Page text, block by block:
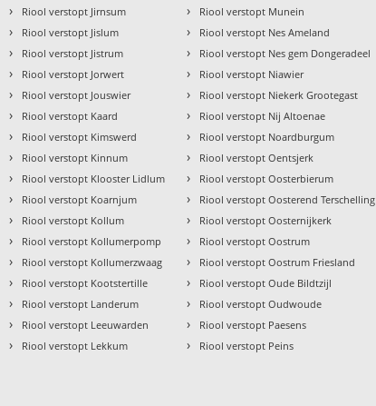
› Riool verstopt Jirnsum
› Riool verstopt Jislum
› Riool verstopt Jistrum
› Riool verstopt Jorwert
› Riool verstopt Jouswier
› Riool verstopt Kaard
› Riool verstopt Kimswerd
› Riool verstopt Kinnum
› Riool verstopt Klooster Lidlum
› Riool verstopt Koarnjum
› Riool verstopt Kollum
› Riool verstopt Kollumerpomp
› Riool verstopt Kollumerzwaag
› Riool verstopt Kootstertille
› Riool verstopt Landerum
› Riool verstopt Leeuwarden
› Riool verstopt Lekkum
› Riool verstopt Munein
› Riool verstopt Nes Ameland
› Riool verstopt Nes gem Dongeradeel
› Riool verstopt Niawier
› Riool verstopt Niekerk Grootegast
› Riool verstopt Nij Altoenae
› Riool verstopt Noardburgum
› Riool verstopt Oentsjerk
› Riool verstopt Oosterbierum
› Riool verstopt Oosterend Terschelling
› Riool verstopt Oosternijkerk
› Riool verstopt Oostrum
› Riool verstopt Oostrum Friesland
› Riool verstopt Oude Bildtzijl
› Riool verstopt Oudwoude
› Riool verstopt Paesens
› Riool verstopt Peins